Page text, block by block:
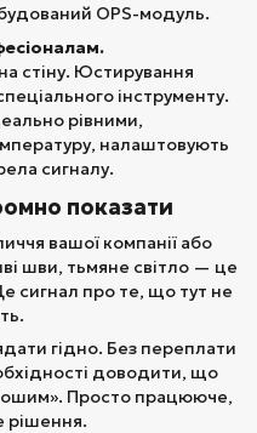
OPS-модуль.
стіну. Юстирування
інструменту.
рівними,
налаштовують
сигналу.
показати
вашої компанії або
шви, тьмяне світло — це
сигнал про те, що тут не
гідно. Без переплати
доводити, що
Просто працююче,
рішення.